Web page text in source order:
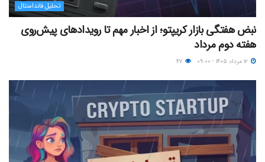
تحلیل فاندامنتال
نبض هفتگی بازار کریپتو؛ از اخبار مهم تا رویدادهای پیش‌روی
هفته دوم مرداد